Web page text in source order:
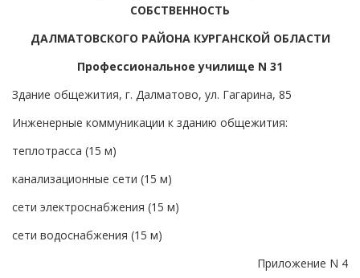
СОБСТВЕННОСТЬ
ДАЛМАТОВСКОГО РАЙОНА КУРГАНСКОЙ ОБЛАСТИ
Профессиональное училище N 31
Здание общежития, г. Далматово, ул. Гагарина, 85
Инженерные коммуникации к зданию общежития:
теплотрасса (15 м)
канализационные сети (15 м)
сети электроснабжения (15 м)
сети водоснабжения (15 м)
Приложение N 4